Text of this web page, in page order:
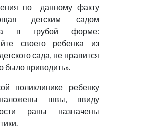
по данному факту
детским садом
в грубой форме:
своего ребенка из
сада, не нравится
было приводить».
поликлинике ребенку
швы, ввиду
раны назначены